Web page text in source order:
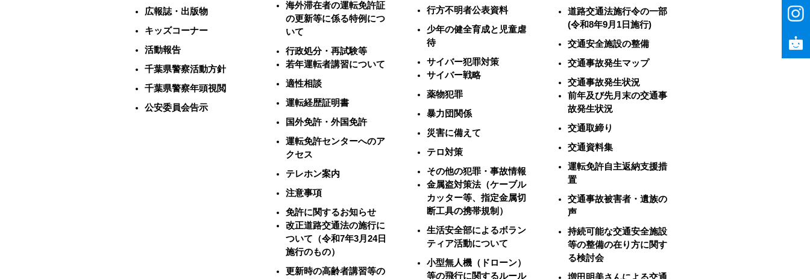
広報誌・出版物
キッズコーナー
活動報告
千葉県警察活動方針
千葉県警察年頭視閲
公安委員会告示
海外滞在者の運転免許証
の更新等に係る特例につ
いて
行政処分・再試験等
若年運転者講習について
適性相談
運転経歴証明書
国外免許・外国免許
運転免許センターへのア
クセス
テレホン案内
注意事項
免許に関するお知らせ
改正道路交通法の施行に
ついて（令和7年3月24日
施行のもの）
更新時の高齢者講習等の
行方不明者公表資料
少年の健全育成と児童虐
待
サイバー犯罪対策
サイバー戦略
薬物犯罪
暴力団関係
災害に備えて
テロ対策
その他の犯罪・事故情報
金属盗対策法（ケーブル
カッター等、指定金属切
断工具の携帯規制）
生活安全部によるボラン
ティア活動について
小型無人機（ドローン）
等の飛行に関するルール
道路交通法施行令の一部
(令和8年9月1日施行)
交通安全施設の整備
交通事故発生マップ
交通事故発生状況
前年及び先月末の交通事
故発生状況
交通取締り
交通資料集
運転免許自主返納支援措
置
交通事故被害者・遺族の
声
持続可能な交通安全施設
等の整備の在り方に関す
る検討会